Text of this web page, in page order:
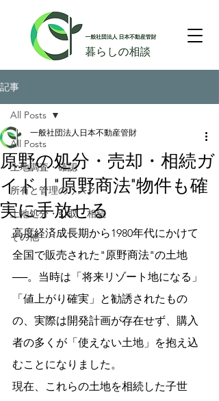
記事
All Posts
土地調査・確認
所有と管理のリスク
土地処分・引取・相続
その他
All Posts
原野の処分・売却・相続ガ
イド｜"原野商法"物件も確
実に手放せる
一般社団法人日本不動産管財
高度経済成長期から1980年代にかけて
全国で販売された"原野商法"の土地
──。当時は「将来リゾート地になる」
「値上がり確実」と勧誘されたもの
の、実際は開発計画が存在せず、購入
者の多くが「使えない土地」を抱え込
むことになりました。
現在、これらの土地を相続した子世